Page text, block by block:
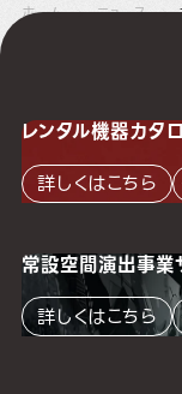
ホーム ニュース
レンタル機器カタ
詳しくはこちら
常設空間演出事業
詳しくはこちら